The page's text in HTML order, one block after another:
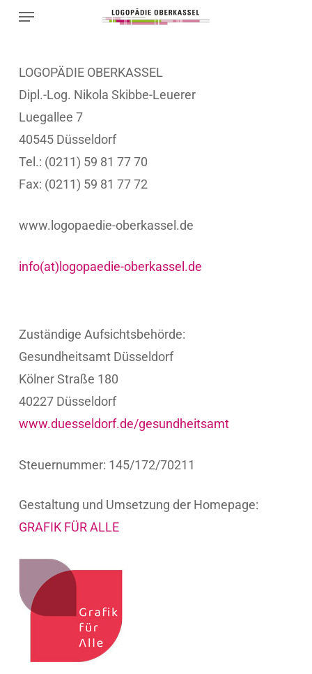
Skip
content
Menu
LOGOPÄDIE OBERKASSEL
Dipl.-Log. Nikola Skibbe-Leuerer
Luegallee 7
40545 Düsseldorf
Tel.: (0211) 59 81 77 70
Fax: (0211) 59 81 77 72
www.logopaedie-oberkassel.de
info(at)logopaedie-oberkassel.de
Zuständige Aufsichtsbehörde:
Gesundheitsamt Düsseldorf
Kölner Straße 180
40227 Düsseldorf
www.duesseldorf.de/gesundheitsamt
Steuernummer: 145/172/70211
Gestaltung und Umsetzung der Homepage:
GRAFIK FÜR ALLE